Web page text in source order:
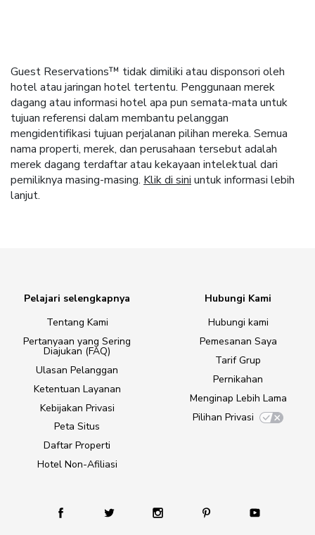
Guest Reservations™ tidak dimiliki atau disponsori oleh
hotel atau jaringan hotel tertentu. Penggunaan merek
dagang atau informasi hotel apa pun semata-mata untuk
tujuan referensi dalam membantu pelanggan
mengidentifikasi tujuan perjalanan pilihan mereka. Semua
nama properti, merek, dan perusahaan tersebut adalah
merek dagang terdaftar atau kekayaan intelektual dari
pemiliknya masing-masing. Klik di sini untuk informasi lebih
lanjut.
Pelajari selengkapnya
Tentang Kami
Pertanyaan yang Sering
Diajukan (FAQ)
Ulasan Pelanggan
Ketentuan Layanan
Kebijakan Privasi
Peta Situs
Daftar Properti
Hotel Non-Afiliasi
Hubungi Kami
Hubungi kami
Pemesanan Saya
Tarif Grup
Pernikahan
Menginap Lebih Lama
Pilihan Privasi